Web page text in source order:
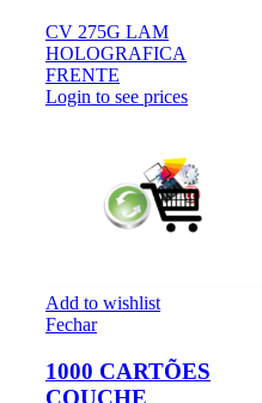
CV 275G LAM
HOLOGRAFICA
FRENTE
Login to see prices
Add to wishlist
Fechar
1000 CARTÕES
COUCHE